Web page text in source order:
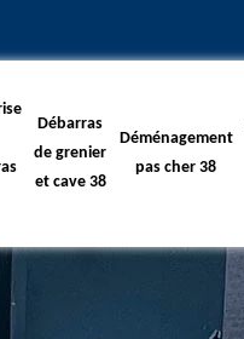
Débarras
de grenier
et cave 38
Déménagement
pas cher 38